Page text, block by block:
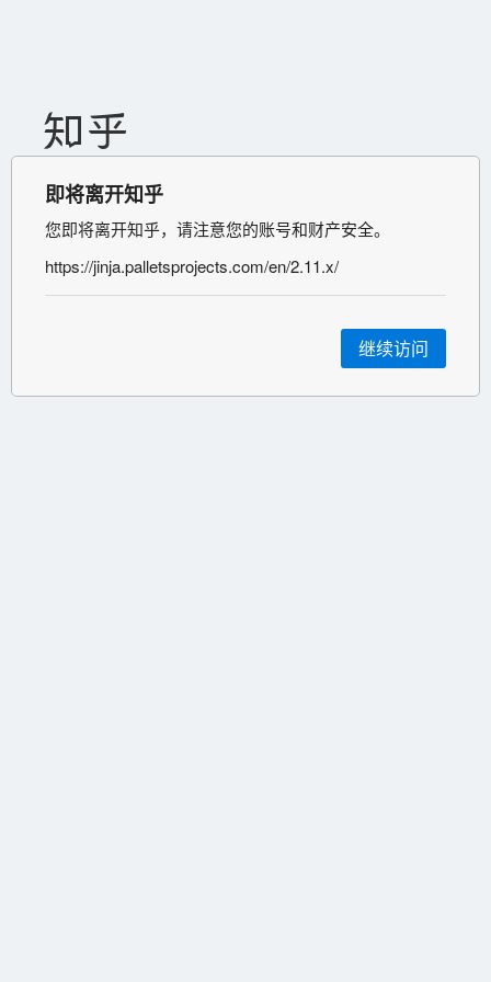
即将离开知乎
您即将离开知乎，请注意您的账号和财产安全。
https://jinja.palletsprojects.com/en/2.11.x/
继续访问